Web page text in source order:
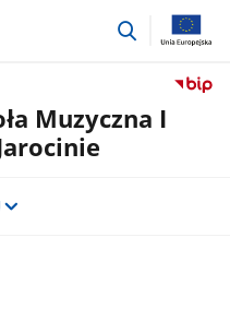
przejdź
Muzyczna I